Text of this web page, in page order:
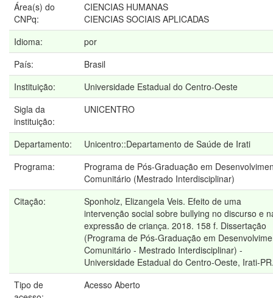
Área(s) do
CNPq:
CIENCIAS HUMANAS
CIENCIAS SOCIAIS APLICADAS
Idioma:
por
País:
Brasil
Instituição:
Universidade Estadual do Centro-Oeste
Sigla da
instituição:
UNICENTRO
Departamento:
Unicentro::Departamento de Saúde de Irati
Programa:
Programa de Pós-Graduação em
Comunitário (Mestrado Interdisciplinar)
Citação:
Sponholz, Elizangela Veis. Efeito de uma
intervenção social sobre bullying no discurso e
expressão de criança. 2018. 158 f. Dissertação
(Programa de Pós-Graduação em
Comunitário - Mestrado Interdisciplinar) -
Universidade Estadual do Centro-Oeste, Irati-
Tipo de
Acesso Aberto